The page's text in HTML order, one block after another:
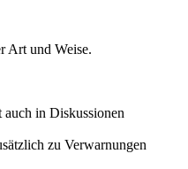
Art und Weise.
in Diskussionen
zu Verwarnungen